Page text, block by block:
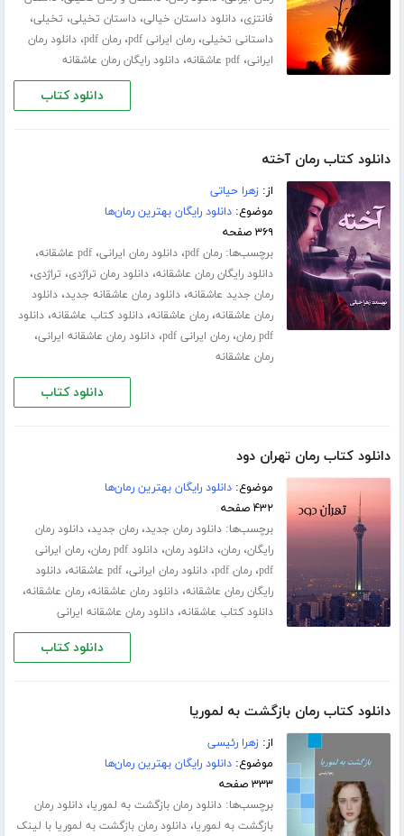
فانتزی،دانلود داستان خیالی،داستان تخیلی، تخیلی،
داستانی تخیلی،رمان ایرانی pdf ،رمان pdf ،دانلود رمان
ایرانی،pdf عاشقانه ،دانلود رایگان رمان عاشقانه
دانلود کتاب
دانلود کتاب رمان آخته
از:زهرا حیاتی
موضوع:دانلود رایگان بهترین رمان‌ها
۳۶۹ صفحه
برچسب‌ها:رمان pdf ،دانلود رمان ایرانی،pdf عاشقانه ،
دانلود رایگان رمان عاشقانه،دانلود رمان تراژدی، تراژدی،
رمان جدید عاشقانه،دانلود رمان عاشقانه جدید،دانلود
رمان عاشقانه،رمان عاشقانه،دانلود کتاب عاشقانه،دانلود
pdf رمان
،رمان ایرانی pdf ،دانلود رمان عاشقانه ایرانی،
رمان عاشقانه
دانلود کتاب
دانلود کتاب رمان تهران دود
موضوع:دانلود رایگان بهترین رمان‌ها
۴۳۲ صفحه
برچسب‌ها:دانلود رمان جدید،رمان جدید،دانلود رمان
رایگان،رمان،دانلود رمان،دانلود pdf رمان ،رمان ایرانی
pdf،رمان pdf ،دانلود رمان ایرانی،pdf عاشقانه ،دانلود
رایگان رمان عاشقانه،دانلود رمان عاشقانه،رمان عاشقانه،
دانلود کتاب عاشقانه،دانلود رمان عاشقانه ایرانی
دانلود کتاب
دانلود کتاب رمان بازگشت به لموریا
از:زهرا رئیسی
موضوع:دانلود رایگان بهترین رمان‌ها
۳۳۳ صفحه
برچسب‌ها:دانلود رمان بازگشت به لموریا،دانلود رمان
بازگشت به لموریا،دانلود رمان بازگشت به لموریا با لینک